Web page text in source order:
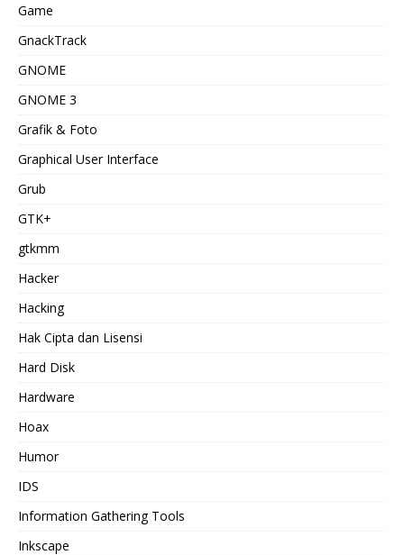
Game
GnackTrack
GNOME
GNOME 3
Grafik & Foto
Graphical User Interface
Grub
GTK+
gtkmm
Hacker
Hacking
Hak Cipta dan Lisensi
Hard Disk
Hardware
Hoax
Humor
IDS
Information Gathering Tools
Inkscape